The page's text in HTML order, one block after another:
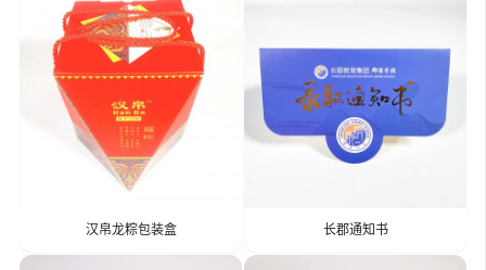
汉帛龙粽包装盒 长郡通知书